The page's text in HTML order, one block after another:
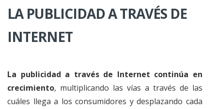
LA PUBLICIDAD A TRAVÉS DE
INTERNET
La publicidad a través de Internet continúa en
crecimiento, multiplicando las vías a través de las
cuáles llega a los consumidores y desplazando cada